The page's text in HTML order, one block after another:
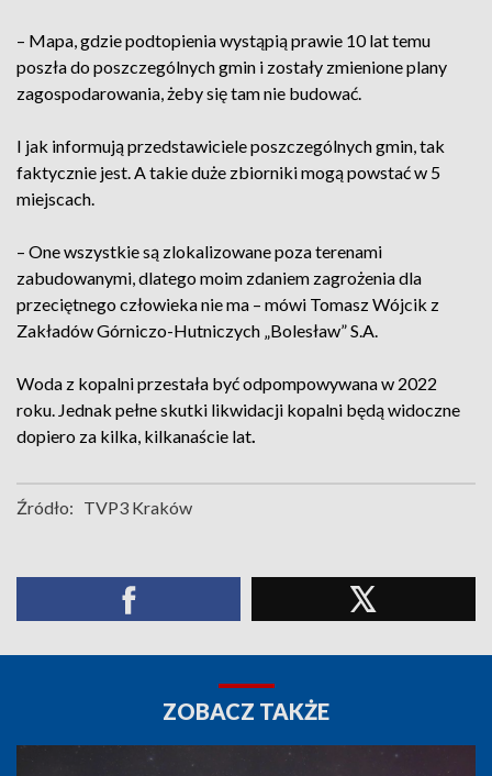
– Mapa, gdzie podtopienia wystąpią prawie 10 lat temu
poszła do poszczególnych gmin i zostały zmienione plany
zagospodarowania, żeby się tam nie budować.
I jak informują przedstawiciele poszczególnych gmin, tak
faktycznie jest. A takie duże zbiorniki mogą powstać w 5
miejscach.
– One wszystkie są zlokalizowane poza terenami
zabudowanymi, dlatego moim zdaniem zagrożenia dla
przeciętnego człowieka nie ma – mówi Tomasz Wójcik z
Zakładów Górniczo-Hutniczych „Bolesław” S.A.
Woda z kopalni przestała być odpompowywana w 2022
roku. Jednak pełne skutki likwidacji kopalni będą widoczne
dopiero za kilka, kilkanaście lat.
Źródło: TVP3 Kraków
ZOBACZ TAKŻE